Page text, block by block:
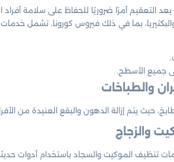
التعقيم أمرًا ضروريًا للحفاظ على سلامة
بما في ذلك فيروس كورونا. تشمل خدمات
جميع الأسطح.
والطباخات
حيث يتم إزالة الدهون والبقع العنيدة من
والزجاج
تنظيف الموكيت والسجاد باستخدام أدوات